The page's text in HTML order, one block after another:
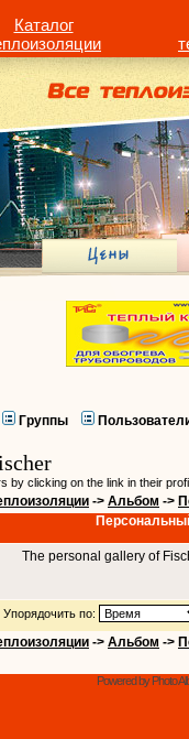
Каталог
Группы
by clicking on the link in their
-> Альбом ->
The personal gallery of
Упорядочить по:
-> Альбом ->
Powered by Photo